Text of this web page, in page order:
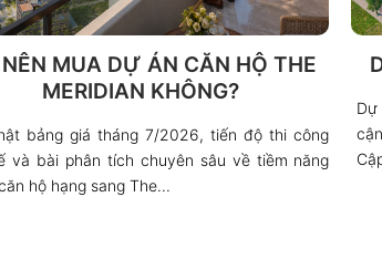
MUA DỰ ÁN CĂN HỘ THE
MERIDIAN KHÔNG?
bảng giá tháng 7/2026, tiến độ thi công
và bài phân tích chuyên sâu về tiềm năng
hộ hạng sang The...